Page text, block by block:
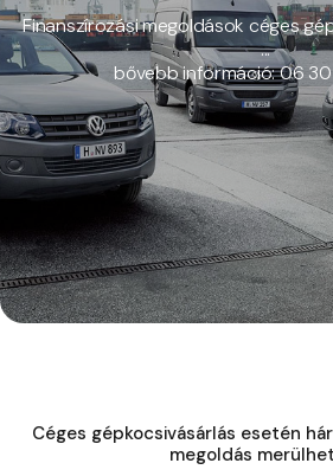
Finanszírozási megoldások céges
...
bővebb információ: 06
Céges gépkocsivásárlás esetén
megoldás